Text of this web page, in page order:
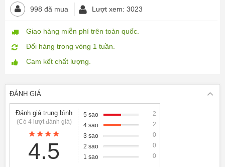
998 đã mua Lượt xem: 3023
Giao hàng miễn phí trên toàn quốc.
Đổi hàng trong vòng 1 tuần.
Cam kết chất lượng.
ĐÁNH GIÁ
Đánh giá trung bình
(Có 4 lượt đánh giá)
4.5
5 sao
2
4 sao
2
3 sao
0
2 sao
0
1 sao
0